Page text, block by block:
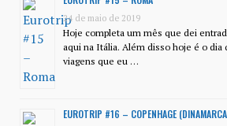
24 de maio de 2019
Hoje completa um mês que dei
aqui na Itália. Além disso hoje é o dia
viagens que eu …
EUROTRIP #16 – COPENHAGE